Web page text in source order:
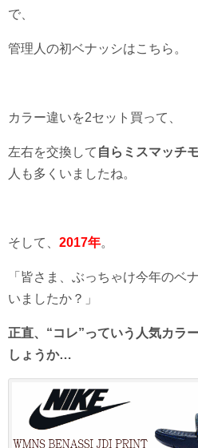
で、
管理人の初ベナッシはこちら。
カラー違いを2セット買って、
左右を交換して 自らミスマッチ
人も多くいましたね。
そして、 2017年。
「皆さま、ぶっちゃけ今年のベ
いましたか？」
正直、“コレ”っていう人気カラ
しょうか…